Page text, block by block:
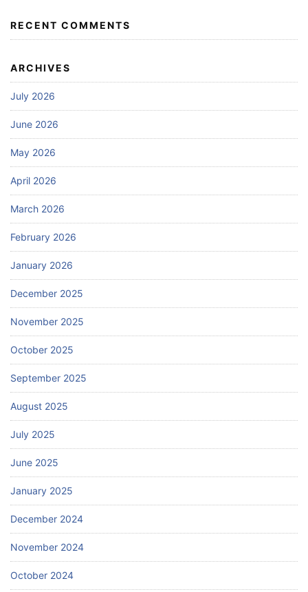
RECENT COMMENTS
ARCHIVES
July 2026
June 2026
May 2026
April 2026
March 2026
February 2026
January 2026
December 2025
November 2025
October 2025
September 2025
August 2025
July 2025
June 2025
January 2025
December 2024
November 2024
October 2024